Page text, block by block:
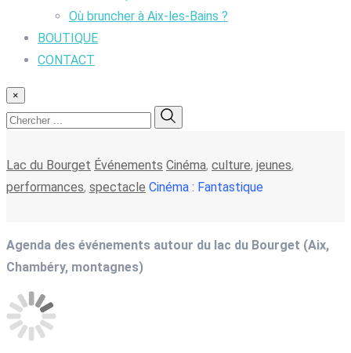
Où bruncher à Aix-les-Bains ?
BOUTIQUE
CONTACT
×
Lac du Bourget Événements Cinéma, culture, jeunes,
performances, spectacle Cinéma : Fantastique
Agenda des événements autour du lac du Bourget (Aix,
Chambéry, montagnes)